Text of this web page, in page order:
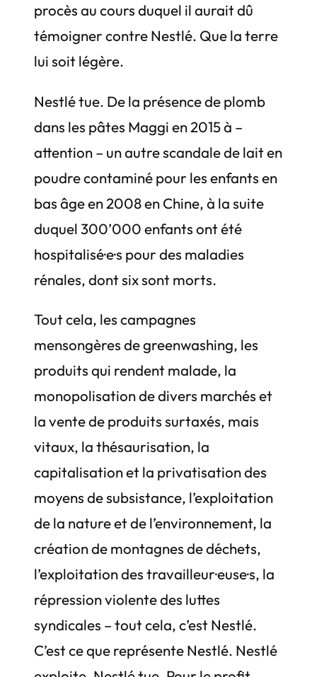
procès au cours duquel il aurait dû
témoigner contre Nestlé. Que la terre
lui soit légère.
Nestlé tue. De la présence de plomb
dans les pâtes Maggi en 2015 à –
attention – un autre scandale de lait en
poudre contaminé pour les enfants en
bas âge en 2008 en Chine, à la suite
duquel 300’000 enfants ont été
hospitalisé·e·s pour des maladies
rénales, dont six sont morts.
Tout cela, les campagnes
mensongères de greenwashing, les
produits qui rendent malade, la
monopolisation de divers marchés et
la vente de produits surtaxés, mais
vitaux, la thésaurisation, la
capitalisation et la privatisation des
moyens de subsistance, l’exploitation
de la nature et de l’environnement, la
création de montagnes de déchets,
l’exploitation des travailleur·euse·s, la
répression violente des luttes
syndicales – tout cela, c’est Nestlé.
C’est ce que représente Nestlé. Nestlé